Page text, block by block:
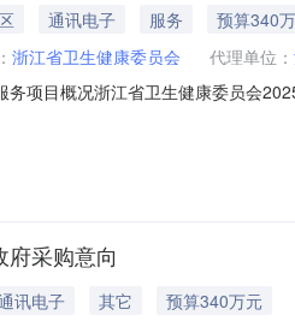
通讯电子 服务
预算340
浙江省卫生健康委员会 代理单位：
项目概况浙江省卫生健康委员会
元）：3400000最高限价（元）：
采购意向
讯电子 其它
预算340万元